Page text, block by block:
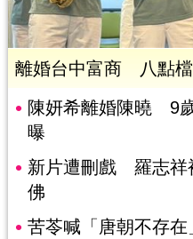
離婚台中富商 八點檔
陳妍希離婚陳曉 9
曝
新片遭刪戲 羅志祥
佛
苦苓喊「唐朝不存